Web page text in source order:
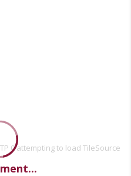
0 attempting to load TileSource